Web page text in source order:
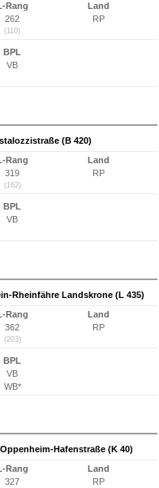
L-Rang
262
(110)
Land
RP
BPL
VB
(B 420)
L-Rang
319
(162)
Land
RP
BPL
VB
Rheinfähre Landskrone (L 435)
L-Rang
362
(203)
Land
RP
BPL
VB
WB*
Hafenstraße (K 40)
L-Rang
327
Land
RP